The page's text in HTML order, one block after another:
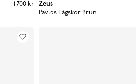
1 700 kr
1 700 kr
Zeus
Pavlos Lågskor Brun